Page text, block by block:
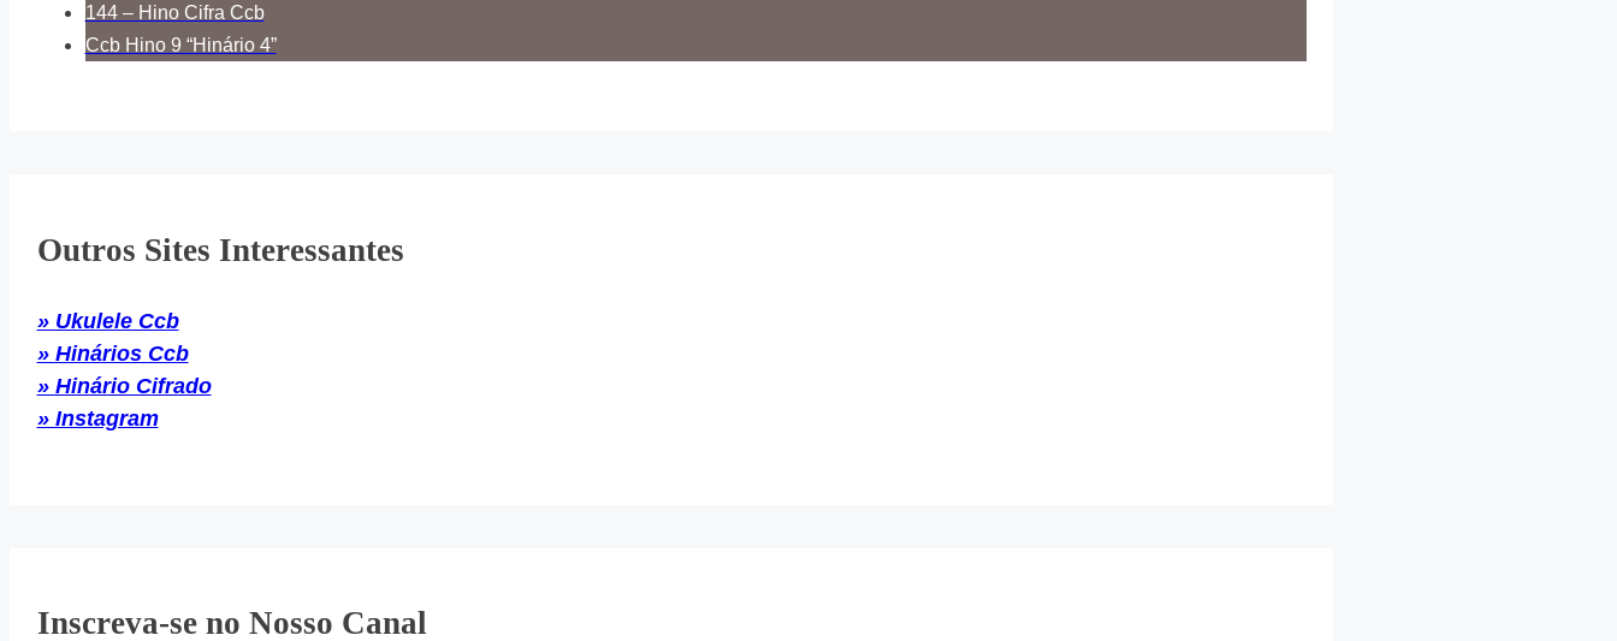
144 – Hino Cifra Ccb
Ccb Hino 9 “Hinário 4”
Outros Sites Interessantes
» Ukulele Ccb
» Hinários Ccb
» Hinário Cifrado
» Instagram
Inscreva-se no Nosso Canal